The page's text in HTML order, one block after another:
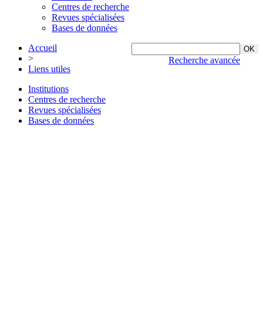
Centres de recherche
Revues spécialisées
Bases de données
Recherche avancée
Accueil
>
Liens utiles
Institutions
Centres de recherche
Revues spécialisées
Bases de données